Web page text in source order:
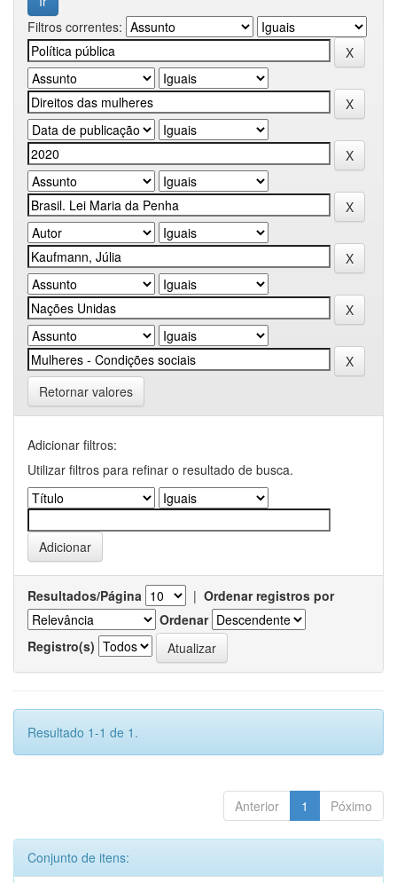
Filtros correntes:
Retornar valores
Adicionar filtros:
Utilizar filtros para refinar o resultado de busca.
Resultados/Página | Ordenar registros por
Ordenar
Registro(s)
Resultado 1-1 de 1.
Anterior 1 Póximo
Conjunto de itens: